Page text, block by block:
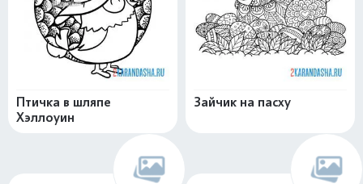
Птичка в шляпе
Хэллоуин
Зайчик на пасху